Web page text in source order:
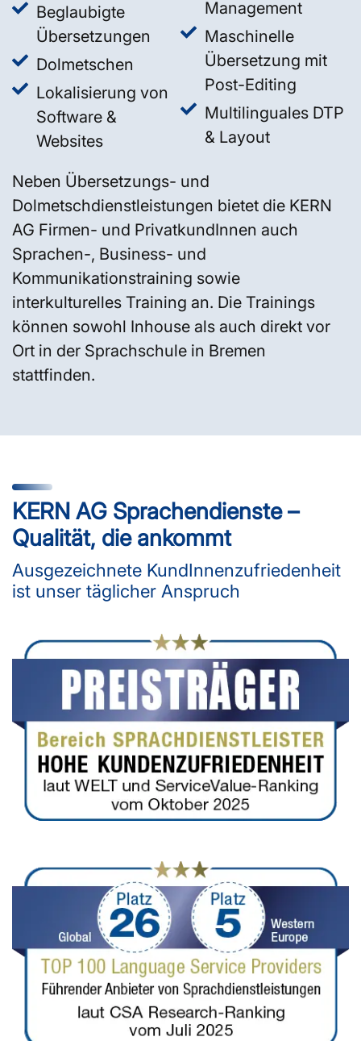
Beglaubigte
Übersetzungen
Dolmetschen
Lokalisierung von
Software &
Websites
Management
Maschinelle
Übersetzung mit
Post-Editing
Multilinguales DTP
& Layout
Neben Übersetzungs- und
Dolmetschdienstleistungen bietet die KERN
AG Firmen- und PrivatkundInnen auch
Sprachen-, Business- und
Kommunikationstraining sowie
interkulturelles Training an. Die Trainings
können sowohl Inhouse als auch direkt vor
Ort in der Sprachschule in Bremen
stattfinden.
KERN AG Sprachendienste –
Qualität, die ankommt
Ausgezeichnete KundInnenzufriedenheit
ist unser täglicher Anspruch